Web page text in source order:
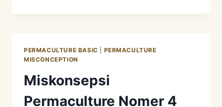
NOMER
PERMACULTURE BASIC
PERMACULTURE
MISCONCEPTION
Miskonsepsi
Permaculture Nomer 4